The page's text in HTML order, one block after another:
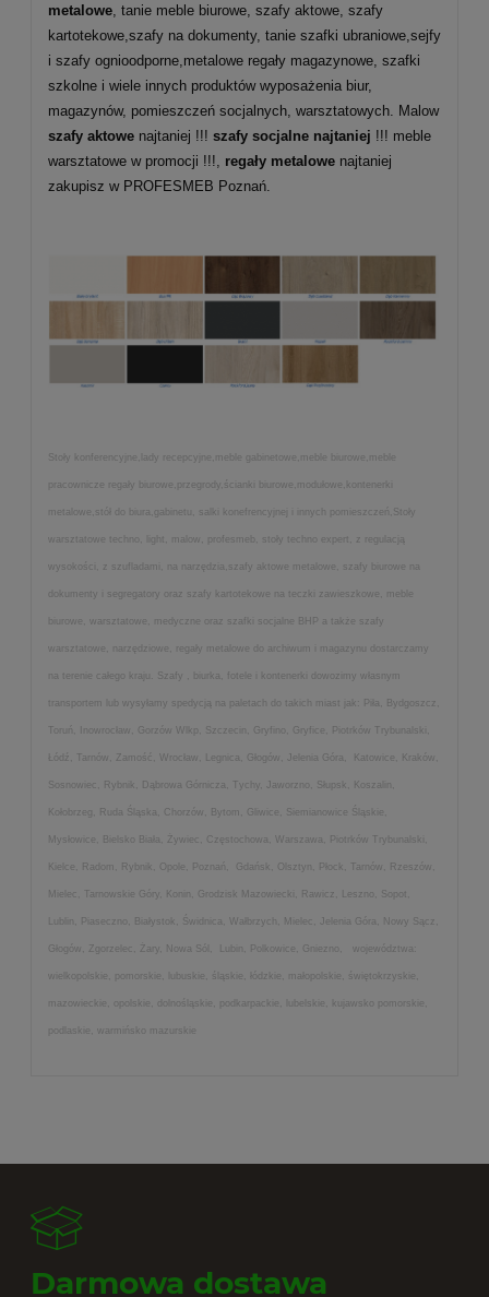
metalowe , tanie meble biurowe, szafy aktowe, szafy
kartotekowe,szafy na dokumenty, tanie szafki ubraniowe,sejfy
i szafy ognioodporne,metalowe regały magazynowe, szafki
szkolne i wiele innych produktów wyposażenia biur,
magazynów, pomieszczeń socjalnych, warsztatowych. Malow
szafy aktowe najtaniej !!! szafy socjalne najtaniej !!! meble
warsztatowe w promocji !!!, regały metalowe najtaniej
zakupisz w PROFESMEB Poznań.
Stoły konferencyjne,lady recepcyjne,meble gabinetowe,meble biurowe,meble
pracownicze regały biurowe,przegrody,ścianki biurowe,modułowe,kontenerki
metalowe,stół do biura,gabinetu, salki konefrencyjnej i innych pomieszczeń,Stoły
warsztatowe techno, light, malow, profesmeb, stoły techno expert, z regulacją
wysokości, z szufladami, na narzędzia,szafy aktowe metalowe, szafy biurowe na
dokumenty i segregatory oraz szafy kartotekowe na teczki zawieszkowe, meble
biurowe, warsztatowe, medyczne oraz szafki socjalne BHP a także szafy
warsztatowe, narzędziowe, regały metalowe do archiwum i magazynu dostarczamy
na terenie całego kraju. Szafy , biurka, fotele i kontenerki dowozimy własnym
transportem lub wysyłamy spedycją na paletach do takich miast jak: Piła, Bydgoszcz,
Toruń, Inowrocław, Gorzów Wlkp, Szczecin, Gryfino, Gryfice, Piotrków Trybunalski,
Łódź, Tarnów, Zamość, Wrocław, Legnica, Głogów, Jelenia Góra, Katowice, Kraków,
Sosnowiec, Rybnik, Dąbrowa Górnicza, Tychy, Jaworzno, Słupsk, Koszalin,
Kołobrzeg, Ruda Śląska, Chorzów, Bytom, Gliwice, Siemianowice Śląskie,
Mysłowice, Bielsko Biała, Żywiec, Częstochowa, Warszawa, Piotrków Trybunalski,
Kielce, Radom, Rybnik, Opole, Poznań, Gdańsk, Olsztyn, Płock, Tarnów, Rzeszów,
Mielec, Tarnowskie Góry, Konin, Grodzisk Mazowiecki, Rawicz, Leszno, Sopot,
Lublin, Piaseczno, Białystok, Świdnica, Wałbrzych, Mielec, Jelenia Góra, Nowy Sącz,
Głogów, Zgorzelec, Żary, Nowa Sól, Lubin, Polkowice, Gniezno, województwa:
wielkopolskie, pomorskie, lubuskie, śląskie, łódzkie, małopolskie, świętokrzyskie,
mazowieckie, opolskie, dolnośląskie, podkarpackie, lubelskie, kujawsko pomorskie,
podlaskie, warmińsko mazurskie
Darmowa dostawa